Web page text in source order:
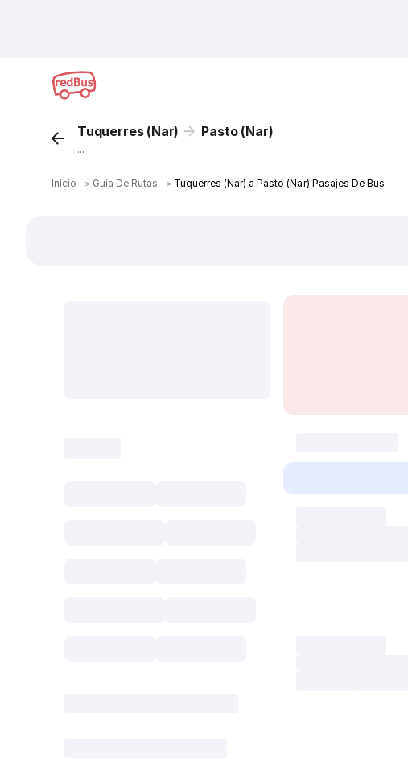
Tuquerres (Nar) Pasto (Nar)
...
Inicio ＞ Guía De Rutas ＞ Tuquerres (Nar) a Pasto (Nar) Pasajes De Bus